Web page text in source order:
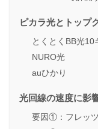
ピカラ光とトップ
とくとくBB光10
NURO光
auひかり
光回線の速度に影
要因①：フレッ